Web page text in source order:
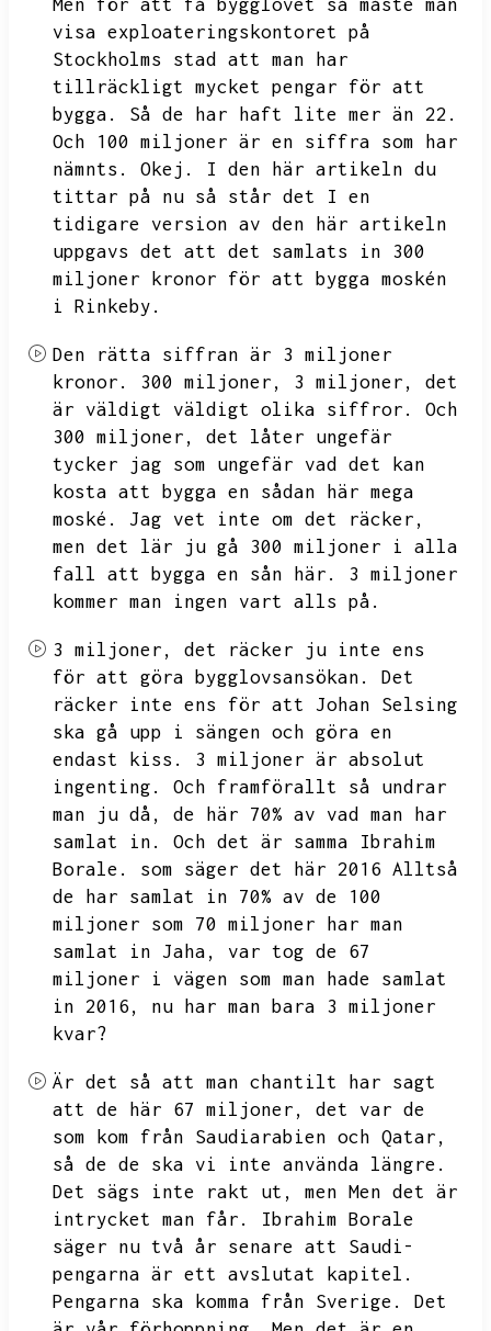
Men för att få bygglovet så måste man
visa exploateringskontoret på
Stockholms stad att man har
tillräckligt mycket pengar för att
bygga.
Så de har haft lite mer än 22.
Och 100 miljoner är en siffra som har
nämnts.
Okej.
I den här artikeln du
tittar på nu så står det I en
tidigare version av den här artikeln
uppgavs det att det samlats in 300
miljoner kronor för att bygga moskén
i Rinkeby.
Den rätta siffran är 3 miljoner
kronor.
300 miljoner, 3 miljoner,
det
är väldigt väldigt olika siffror.
Och
300 miljoner,
det låter ungefär
tycker jag som ungefär vad det kan
kosta att bygga en sådan här mega
moské.
Jag vet inte om det räcker,
men det lär ju gå 300 miljoner i alla
fall att bygga en sån här.
3 miljoner
kommer man ingen vart alls på.
3 miljoner,
det räcker ju inte ens
för att göra bygglovsansökan.
Det
räcker inte ens för att Johan Selsing
ska gå upp i sängen och göra en
endast kiss.
3 miljoner är absolut
ingenting.
Och framförallt så undrar
man ju då,
de här 70% av vad man har
samlat in.
Och det är samma Ibrahim
Borale.
som säger det här 2016 Alltså
de har samlat in 70% av de 100
miljoner som 70 miljoner har man
samlat in Jaha,
var tog de 67
miljoner i vägen som man hade samlat
in 2016,
nu har man bara 3 miljoner
kvar?
Är det så att man chantilt har sagt
att de här 67 miljoner,
det var de
som kom från Saudiarabien och Qatar,
så de de ska vi inte använda längre.
Det sägs inte rakt ut,
men Men det är
intrycket man får.
Ibrahim Borale
säger nu två år senare att Saudi-
pengarna är ett avslutat kapitel.
Pengarna ska komma från Sverige.
Det